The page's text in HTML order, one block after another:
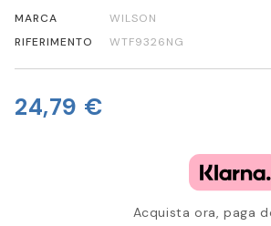
MARCA
WILSON
RIFERIMENTO
WTF9326NG
24,79 €
Acquista ora, paga